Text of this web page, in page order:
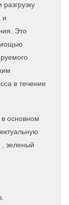
и
Это
в течение
основном
зеленый